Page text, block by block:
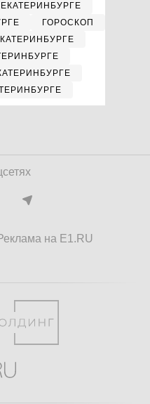
ГОРОСКОП
на E1.RU